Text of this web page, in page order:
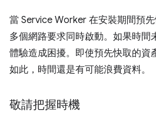
當 Service Worker 在安裝期間預
多個網路要求同時啟動。如果時間
體驗造成困擾。即使預先快取的資
如此，時間還是有可能浪費資料。
敬請把握時機